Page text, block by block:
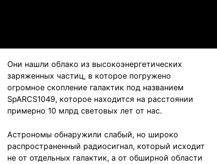
Они нашли облако из высокоэнергетических
заряженных частиц, в которое погружено
огромное скопление галактик под названием
SpARCS1049, которое находится на расстоянии
примерно 10 млрд световых лет от нас.
Астрономы обнаружили слабый, но широко
распространенный радиосигнал, который исходит
не от отдельных галактик, а от обширной области